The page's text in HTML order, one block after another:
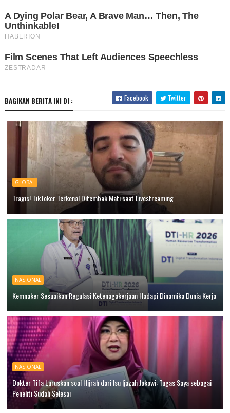
BAGIKAN BERITA INI DI : Facebook Twitter
GLOBAL
Tragis! TikToker Terkenal Ditembak Mati saat Livestreaming
NASIONAL
Kemnaker Sesuaikan Regulasi Ketenagakerjaan Hadapi Dinamika Dunia Kerja
NASIONAL
Dokter Tifa Luruskan soal Hijrah dari Isu Ijazah Jokowi: Tugas Saya sebagai
Peneliti Sudah Selesai